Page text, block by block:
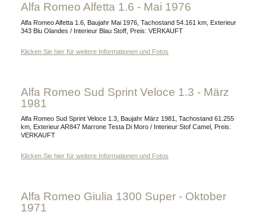
Alfa Romeo Alfetta 1.6 - Mai 1976
Alfa Romeo Alfetta 1.6, Baujahr Mai 1976, Tachostand 54.161 km, Exterieur
343 Blu Olandes / Interieur Blau Stoff, Preis: VERKAUFT
Klicken Sie hier für weitere Informationen und Fotos
Alfa Romeo Sud Sprint Veloce 1.3 - März
1981
Alfa Romeo Sud Sprint Veloce 1.3, Baujahr März 1981, Tachostand 61.255
km, Exterieur AR847 Marrone Testa Di Moro / Interieur Stof Camel, Preis:
VERKAUFT
Klicken Sie hier für weitere Informationen und Fotos
Alfa Romeo Giulia 1300 Super - Oktober
1971